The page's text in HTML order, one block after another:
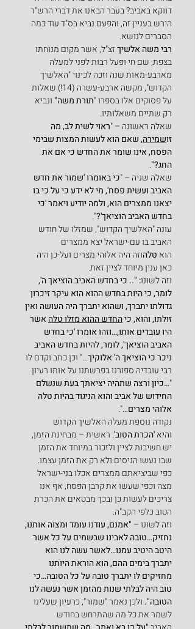
דווקא באביב? בעבר הבאנו את דברי הרש"ר
הירש בעניין זה, והפעם נביא בס"ד עוד כמה
הסברים לנושא.
רבי משה אלשיך זצ"ל, אשר מקום מנוחתו
בצפת, שם חי ופעל רבות לפני למעלה
מארבע-מאות שנה וזכה לכינוי "האלשיך
הקדוש", מקשה ארבע-עשרה (14!) שאלות
על פסוקים אלו בספרו "תורת משה" ונביא
רק שתיים משאלותיו.
שאלה ראשונה – "ראוי לשית לב, מה
זושמירה, שאם הוא לעשות המצות שבימי
הפסח, אינו שומר את החדש כי אם את
החג?".
שאלה שניה – "כי באומרו 'שמור את חדש
האביב ועשית פסח', מי לא ידע כי על כי בו
יצאנו ממצרים הוא, ולמה יודיע ויאמר 'כי
בחדש האביב הוציאך'?".
עונה "האלשיך הקדוש", שמזלו של חודש
האביב בו עם-ישראל יצא ממצרים
הוא טלהוזה היה אלוהי מצרים ועל-כן היה
כאן ענין מיוחד לציין זאת.
וזה לשונו: ".. כי בחדש האביב הוציאך ה',
לומר, כי היות בחדש ההוא הוא עיקר זיכרון
גדולתו יתברך, ושהוא יתברך היה העושה ואין
זולתו, והוא, כי החדש ההוא מזלו טלה אשר
היו עובדים אותו,…וזהו אומרו 'כי בחדש
האביב הוציאך', לומר, להיות בחדש האביב
ניכר כי הוציאך ה' אלוקיך…" וכן כתב וקדם לו
רבי עובדיה ספורנו בפרשתנו על אותו רעיון
"…כיון ורצה שתהיה יציאתך בעת שנשלם
החידוש של אביב והוא הניגוד בהיות טלה
אלוהי מצרים…".
נקודה נוספת מעלה האלשיך הקדוש
והיא 'הכרת הטוב'. ראשית – מבחינת הזמן,
יש חשיבות לציין ולזכור במיוחד את הזמן
שבו נעשו הניסים ולא רק את הזמן עצמו.
כפי שביציאתם ממצרים אכלו בני-ישראל
מצה וכפי שעשו את קרבן הפסח, אף אנו
צריכים לעשות כן ובכך מבטאים את הכרת
הטוב כלפי הקב"ה.
וזה לשונו – "אמנם, עודנו עומד ומצוה אותנו,
נחזיק…טובה לאבינו שבשמים על כל אשר
היטב היטיב עמנו…לאשר עשה לנו הוא
יתברך בימים ההם, הוא הוראת היותנו
מחזיקים לו יתברך טובה על כל הטובה…כי
טוב היה לבלתי שנות מהזמן אשר נעשה לנו
הטובה". ולכן נאמר "שמור", כרעיון שעלינו
לשמר את כל מה שהתרחש בחודש